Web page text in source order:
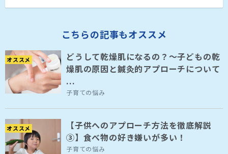
こちらの記事もオススメ
オススメ
どうして乾燥肌になるの？～子どもの乾
燥肌の原因と鍼灸的アプローチについて
...
子育ての悩み
オススメ
【子供へのアプローチ方法を徹底解説
③】食べ物の好き嫌いが多い！
子育ての悩み